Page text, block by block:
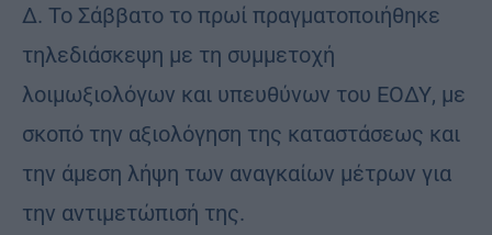
Δ. Το Σάββατο το πρωί πραγματοποιήθηκε
τηλεδιάσκεψη με τη συμμετοχή
λοιμωξιολόγων και υπευθύνων του ΕΟΔΥ, με
σκοπό την αξιολόγηση της καταστάσεως και
την άμεση λήψη των αναγκαίων μέτρων για
την αντιμετώπισή της.